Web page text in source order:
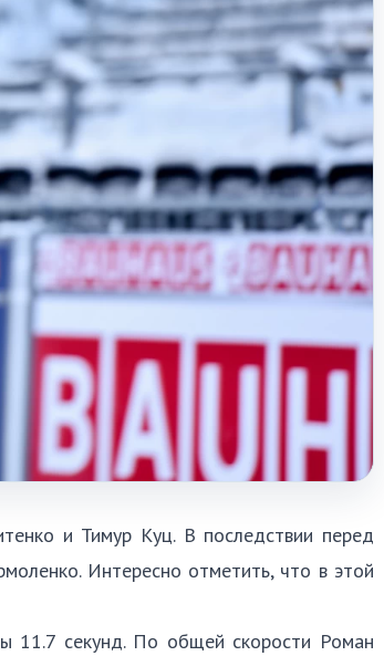
и Тимур Куц. В последствии перед
Интересно отметить, что в этой
секунд. По общей скорости Роман